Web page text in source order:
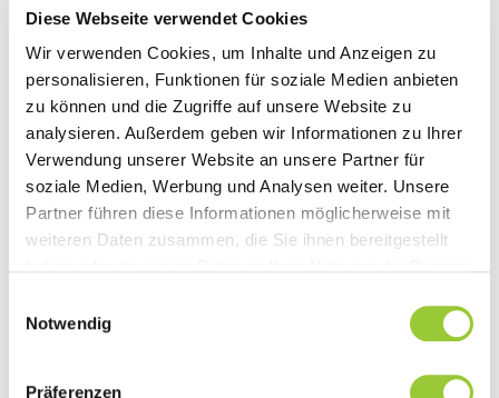
Diese Webseite verwendet Cookies
Wir verwenden Cookies, um Inhalte und Anzeigen zu
personalisieren, Funktionen für soziale Medien anbieten
zu können und die Zugriffe auf unsere Website zu
analysieren. Außerdem geben wir Informationen zu Ihrer
Verwendung unserer Website an unsere Partner für
soziale Medien, Werbung und Analysen weiter. Unsere
Partner führen diese Informationen möglicherweise mit
weiteren Daten zusammen, die Sie ihnen bereitgestellt
Cookies, wenn Sie unsere Webseite weiterhin nutzen.
Notwendig
Präferenzen
EINZULEGEN; DIES GILT AUCH FÜR DAS
PROFILING, SOWEIT ES MIT SOLCHER
DIREKTWERBUNG IN VERBINDUNG STEHT. WENN
SIE WIDERSPRECHEN, WERDEN IHRE
PERSONENBEZOGENEN DATEN ANSCHLIESSEND
NICHT MEHR ZUM ZWECKE DER
DIREKTWERBUNG VERWENDET (WIDERSPRUCH
NACH ART. 21 ABS. 2 DSGVO).
zuständigen
Aufsichtsbehörde